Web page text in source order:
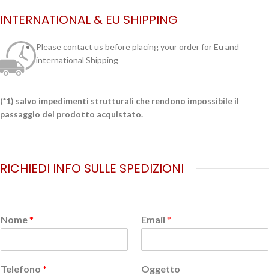
INTERNATIONAL & EU SHIPPING
Please contact us before placing your order for Eu and
international Shipping
(*1) salvo impedimenti strutturali che rendono impossibile il
passaggio del prodotto acquistato.
RICHIEDI INFO SULLE SPEDIZIONI
Nome* Email *
Telefono * Oggetto